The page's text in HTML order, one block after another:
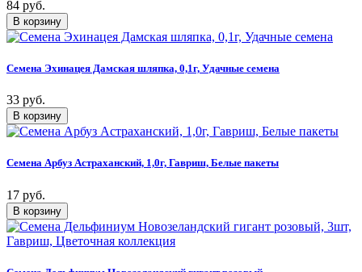
84 руб.
Семена Эхинацея Дамская шляпка, 0,1г, Удачные семена
33 руб.
Семена Арбуз Астраханский, 1,0г, Гавриш, Белые пакеты
17 руб.